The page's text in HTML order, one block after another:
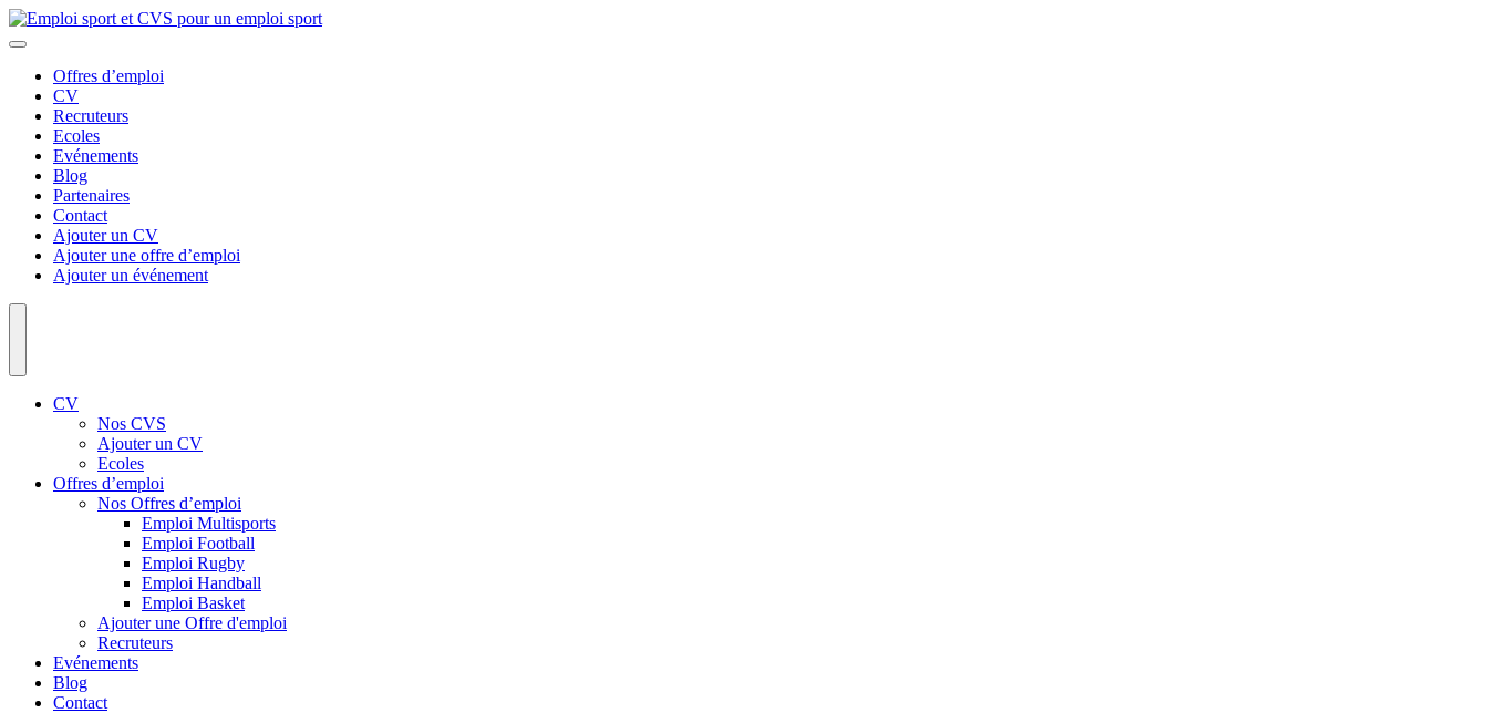
Offres d’emploi
CV
Recruteurs
Ecoles
Evénements
Blog
Partenaires
Contact
Ajouter un CV
Ajouter une offre d’emploi
Ajouter un événement
CV
Nos CVS
Ajouter un CV
Ecoles
Offres d’emploi
Nos Offres d’emploi
Emploi Multisports
Emploi Football
Emploi Rugby
Emploi Handball
Emploi Basket
Ajouter une Offre d'emploi
Recruteurs
Evénements
Blog
Contact